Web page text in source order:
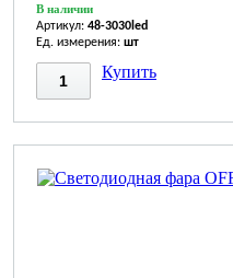
В наличии
Артикул: 48-3030led
Ед. измерения: шт
Купить